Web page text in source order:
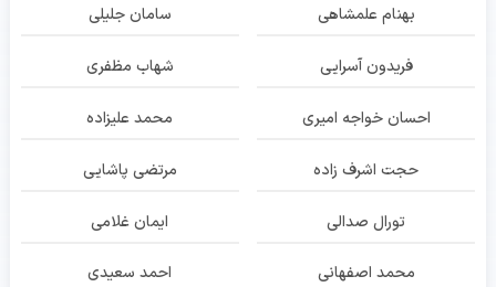
بهنام علمشاهی سامان جلیلی
فریدون آسرایی شهاب مظفری
احسان خواجه امیری محمد علیزاده
حجت اشرف زاده مرتضی پاشایی
تورال صدالی ایمان غلامی
محمد اصفهانی احمد سعیدی